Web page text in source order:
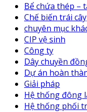
Bể chứa thép –
Chế biến trái cây
chuyên mục
CIP vệ sinh
Công ty
Dây chuyền
Dự án hoàn
Giải pháp
Hệ thống đông
Hệ thống phối